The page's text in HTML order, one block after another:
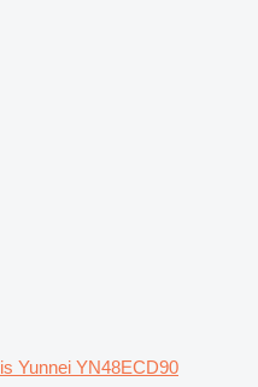
Yunnei YN48ECD90